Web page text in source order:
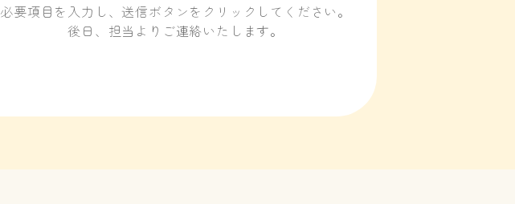
必要項目を入力し、送信ボタンをクリックしてください。
後日、担当よりご連絡いたします。